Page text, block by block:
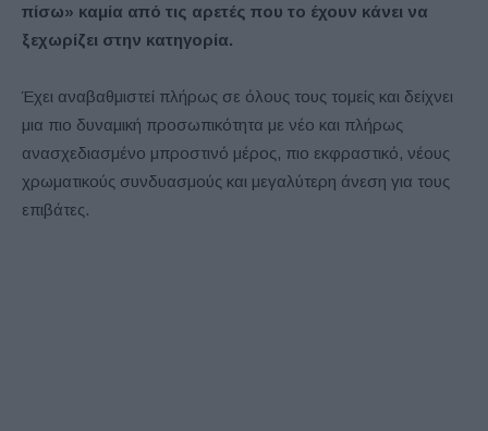
πίσω» καμία από τις αρετές που το έχουν κάνει να
ξεχωρίζει στην κατηγορία.
Έχει αναβαθμιστεί πλήρως σε όλους τους τομείς και δείχνει
μια πιο δυναμική προσωπικότητα με νέο και πλήρως
ανασχεδιασμένο μπροστινό μέρος, πιο εκφραστικό, νέους
χρωματικούς συνδυασμούς και μεγαλύτερη άνεση για τους
επιβάτες.